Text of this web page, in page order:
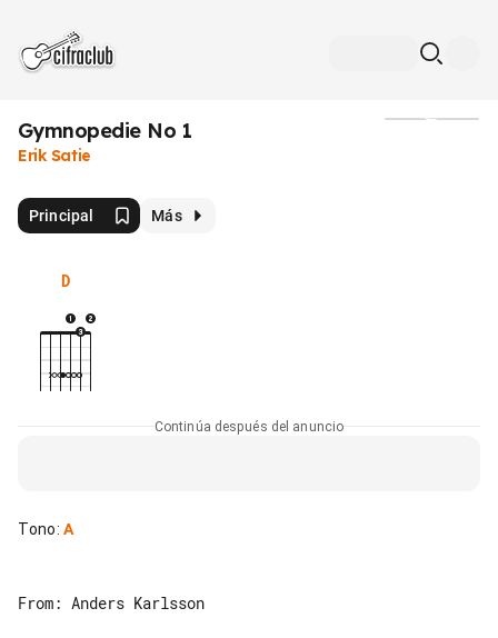
Gymnopedie No 1
Erik Satie
Principal Más
D
Continúa después del anuncio
Tono: A
From: Anders Karlsson